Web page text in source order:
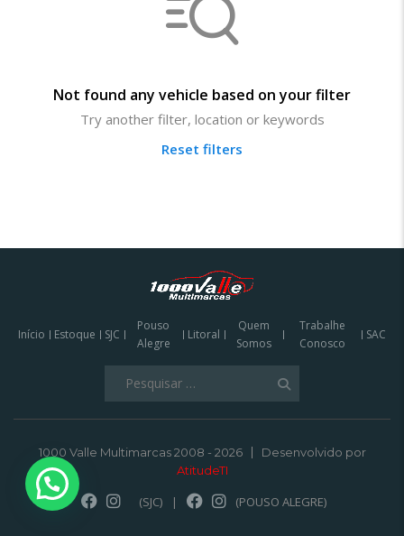
Not found any vehicle based on your filter
Try another filter, location or keywords
Reset filters
Início Estoque SJC
Pouso
Alegre
Litoral
Quem
Somos
Trabalhe
Conosco
SAC
1000 Valle Multimarcas 2008 - 2026
Desenvolvido por
AtitudeTI
(SJC) | (POUSO ALEGRE)